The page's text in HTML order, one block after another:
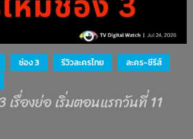
ช่อง 3 รีวิวละครไทย
ละคร-ซีรีส์
เรื่องย่อ เริ่มตอนแรกวันที่ 11